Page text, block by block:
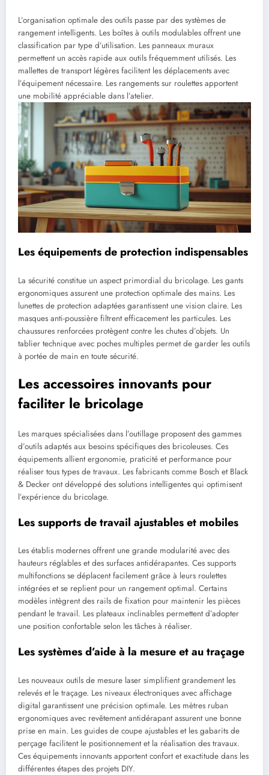
L’organisation optimale des outils passe par des systèmes de
rangement intelligents. Les boîtes à outils modulables offrent une
classification par type d’utilisation. Les panneaux muraux
permettent un accès rapide aux outils fréquemment utilisés. Les
mallettes de transport légères facilitent les déplacements avec
l’équipement nécessaire. Les rangements sur roulettes apportent
une mobilité appréciable dans l’atelier.
Les équipements de protection indispensables
La sécurité constitue un aspect primordial du bricolage. Les gants
ergonomiques assurent une protection optimale des mains. Les
lunettes de protection adaptées garantissent une vision claire. Les
masques anti-poussière filtrent efficacement les particules. Les
chaussures renforcées protègent contre les chutes d’objets. Un
tablier technique avec poches multiples permet de garder les outils
à portée de main en toute sécurité.
Les accessoires innovants pour
faciliter le bricolage
Les marques spécialisées dans l’outillage proposent des gammes
d’outils adaptés aux besoins spécifiques des bricoleuses. Ces
équipements allient ergonomie, praticité et performance pour
réaliser tous types de travaux. Les fabricants comme Bosch et Black
& Decker ont développé des solutions intelligentes qui optimisent
l’expérience du bricolage.
Les supports de travail ajustables et mobiles
Les établis modernes offrent une grande modularité avec des
hauteurs réglables et des surfaces antidérapantes. Ces supports
multifonctions se déplacent facilement grâce à leurs roulettes
intégrées et se replient pour un rangement optimal. Certains
modèles intègrent des rails de fixation pour maintenir les pièces
pendant le travail. Les plateaux inclinables permettent d’adopter
une position confortable selon les tâches à réaliser.
Les systèmes d’aide à la mesure et au traçage
Les nouveaux outils de mesure laser simplifient grandement les
relevés et le traçage. Les niveaux électroniques avec affichage
digital garantissent une précision optimale. Les mètres ruban
ergonomiques avec revêtement antidérapant assurent une bonne
prise en main. Les guides de coupe ajustables et les gabarits de
perçage facilitent le positionnement et la réalisation des travaux.
Ces équipements innovants apportent confort et exactitude dans les
différentes étapes des projets DIY.